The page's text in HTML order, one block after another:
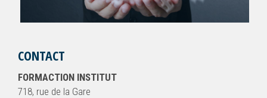
CONTACT
FORMACTION INSTITUT
718, rue de la Gare